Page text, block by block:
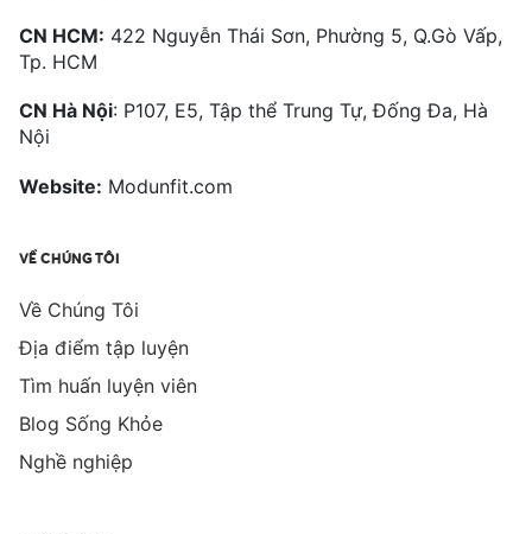
CN HCM: 422 Nguyễn Thái Sơn, Phường 5, Q.Gò Vấp,
Tp. HCM
CN Hà Nội: P107, E5, Tập thể Trung Tự, Đống Đa, Hà
Nội
Website: Modunfit.com
VỀ CHÚNG TÔI
Về Chúng Tôi
Địa điểm tập luyện
Tìm huấn luyện viên
Blog Sống Khỏe
Nghề nghiệp